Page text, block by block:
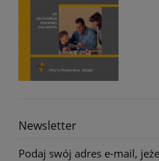
Newsletter
Podaj swój adres e-mail,